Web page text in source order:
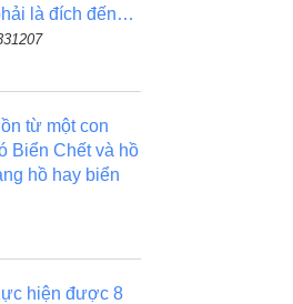
là đích đến…
từ một con
Biển Chết và hồ
hồ hay biển
hiện được 8